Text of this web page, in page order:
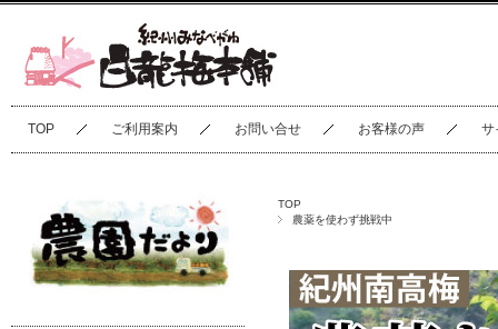
TOP ご利用案内 お問い合せ お客様の声 サ
TOP
農薬を使わず挑戦中